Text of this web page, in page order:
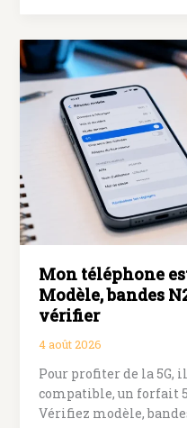
Sosh
:
démarches,
conditions
points
vigilance
Mon téléphone
Modèle, bandes
vérifier
4 août 2026
Pour profiter de la 5G,
compatible, un forfait
Vérifiez modèle,